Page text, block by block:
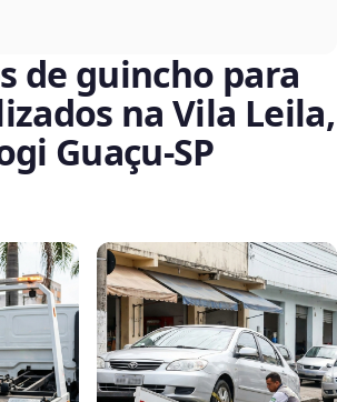
de guincho para
na Vila Leila,
Guaçu‑SP